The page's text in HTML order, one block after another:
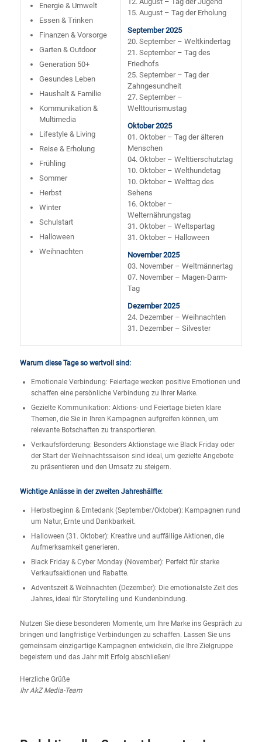
Energie & Umwelt
Essen & Trinken
Finanzen & Vorsorge
Garten & Outdoor
Generation 50+
Gesundes Leben
Haushalt & Familie
Kommunikation &
Multimedia
Lifestyle & Living
Reise & Erholung
Frühling
Sommer
Herbst
Winter
Schulstart
Halloween
Weihnachten
15. August – Tag der Erholung
September 2025
20. September – Weltkindertag
21. September – Tag des
Friedhofs
25. September – Tag der
Zahngesundheit
27. September –
Welttourismustag
Oktober 2025
01. Oktober – Tag der älteren
Menschen
04. Oktober – Welttierschutztag
10. Oktober – Welthundetag
10. Oktober – Welttag des
Sehens
16. Oktober –
Welternährungstag
31. Oktober – Weltspartag
31. Oktober – Halloween
November 2025
03. November – Weltmännertag
07. November – Magen-Darm-
Tag
Dezember 2025
24. Dezember – Weihnachten
31. Dezember – Silvester
Warum diese Tage so wertvoll sind:
Emotionale Verbindung: Feiertage wecken positive Emotionen und
schaffen eine persönliche Verbindung zu Ihrer Marke.
Gezielte Kommunikation: Aktions- und Feiertage bieten klare
Themen, die Sie in Ihren Kampagnen aufgreifen können, um
relevante Botschaften zu transportieren.
Verkaufsförderung: Besonders Aktionstage wie Black Friday oder
der Start der Weihnachtssaison sind ideal, um gezielte Angebote
zu präsentieren und den Umsatz zu steigern.
Wichtige Anlässe in der zweiten Jahreshälfte:
Herbstbeginn & Erntedank (September/Oktober): Kampagnen rund
um Natur, Ernte und Dankbarkeit.
Halloween (31. Oktober): Kreative und auffällige Aktionen, die
Aufmerksamkeit generieren.
Black Friday & Cyber Monday (November): Perfekt für starke
Verkaufsaktionen und Rabatte.
Adventszeit & Weihnachten (Dezember): Die emotionalste Zeit des
Jahres, ideal für Storytelling und Kundenbindung.
Nutzen Sie diese besonderen Momente, um Ihre Marke ins Gespräch zu
bringen und langfristige Verbindungen zu schaffen. Lassen Sie uns
gemeinsam einzigartige Kampagnen entwickeln, die Ihre Zielgruppe
begeistern und das Jahr mit Erfolg abschließen!
Herzliche Grüße
Ihr AkZ Media-Team